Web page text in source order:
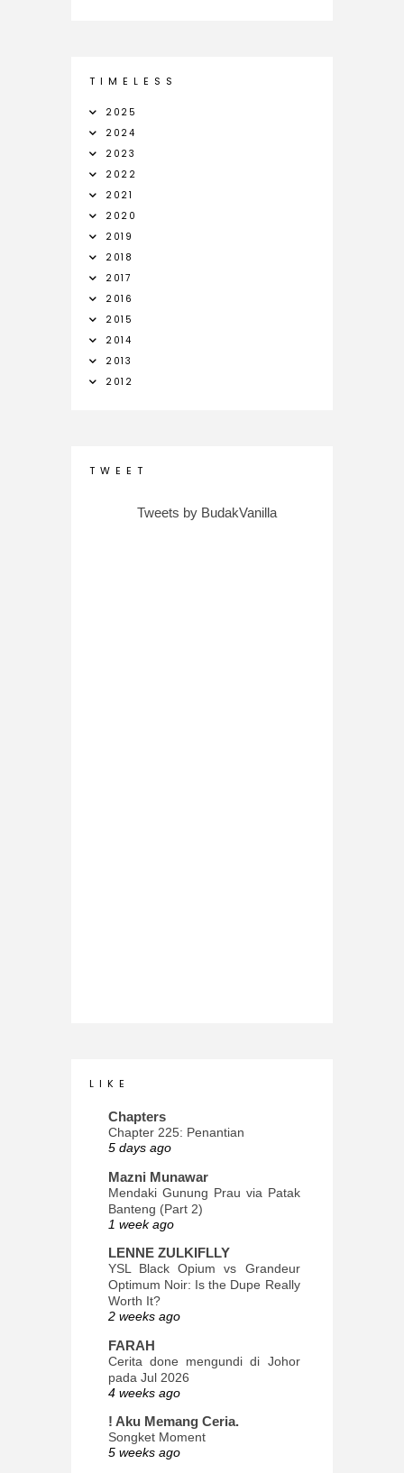
T I M E L E S S
2025
2024
2023
2022
2021
2020
2019
2018
2017
2016
2015
2014
2013
2012
T W E E T
Tweets by BudakVanilla
L I K E
Chapters
Chapter 225: Penantian
5 days ago
Mazni Munawar
Mendaki Gunung Prau via Patak
Banteng (Part 2)
1 week ago
LENNE ZULKIFLLY
YSL Black Opium vs Grandeur
Optimum Noir: Is the Dupe Really
Worth It?
2 weeks ago
FARAH
Cerita done mengundi di Johor
pada Jul 2026
4 weeks ago
! Aku Memang Ceria.
Songket Moment
5 weeks ago